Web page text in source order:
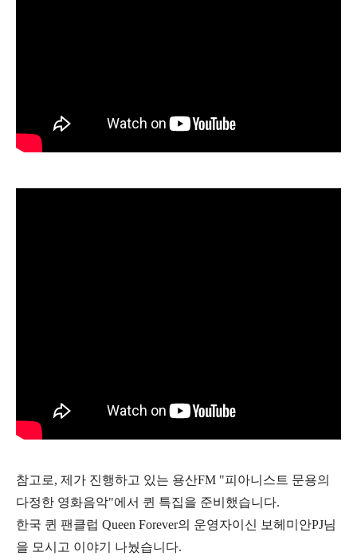
참고로, 제가 진행하고 있는 용산FM "피아니스트 문용의
다정한 영화음악"에서 퀸 특집을 준비했습니다.
한국 퀸 팬클럽 Queen Forever의 운영자이신 보헤미안PJ님
을 모시고 이야기 나눴습니다.